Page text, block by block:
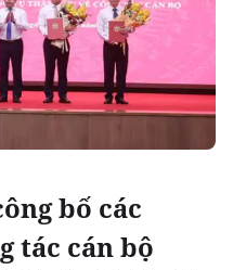
bố các
tác cán bộ